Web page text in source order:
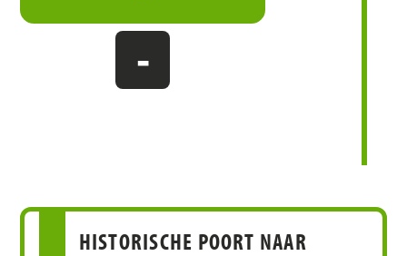
-
HISTORISCHE POORT NAAR